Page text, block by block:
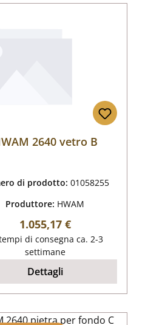
2640 vetro B
di prodotto:01058255
Produttore: HWAM
Prezzo normale:
1.055,17 €
di consegna ca. 2-3
settimane
Dettagli